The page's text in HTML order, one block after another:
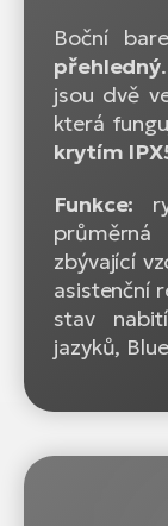
Boční
přehledný
jsou dvě
která
krytím
Funkce:
průměrná
zbývající
asistenční
stav
jazyků,